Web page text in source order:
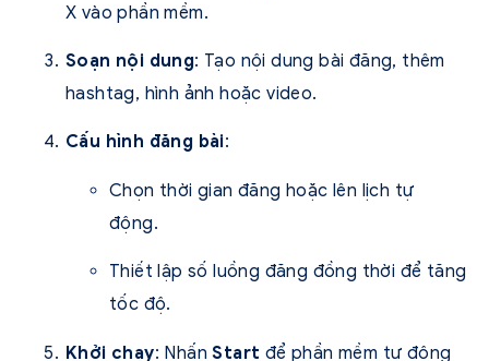
X vào phần mềm.
Soạn nội dung: Tạo nội dung bài đăng, thêm
hashtag, hình ảnh hoặc video.
Cấu hình đăng bài:
Chọn thời gian đăng hoặc lên lịch tự
động.
Thiết lập số luồng đăng đồng thời để tăng
tốc độ.
Khởi chạy: NhấnStart để phần mềm tự động